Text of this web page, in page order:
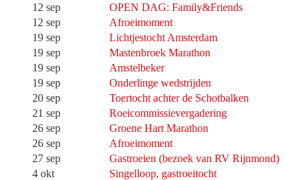
12 sep
OPEN DAG: Family&Friends
12 sep
Afroeimoment
19 sep
Lichtjestocht Amsterdam
19 sep
Mastenbroek Marathon
19 sep
Amstelbeker
19 sep
Onderlinge wedstrijden
20 sep
Toertocht achter de Schotbalken
21 sep
Roeicommissievergadering
26 sep
Groene Hart Marathon
26 sep
Afroeimoment
27 sep
Gastroeien (bezoek van RV Rijnmond)
4 okt
Singelloop, gastroeitocht